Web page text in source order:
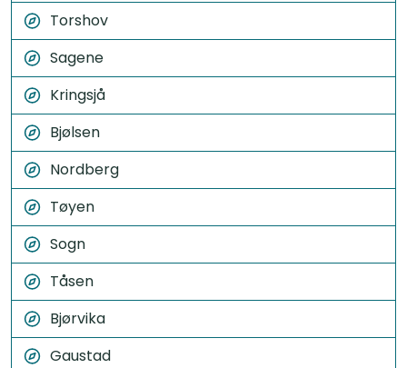
Torshov
Sagene
Kringsjå
Bjølsen
Nordberg
Tøyen
Sogn
Tåsen
Bjørvika
Gaustad